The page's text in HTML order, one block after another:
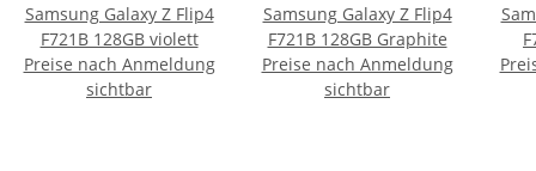
Samsung Galaxy Z Flip4
F721B 128GB violett
Preise nach Anmeldung
sichtbar
Samsung Galaxy Z Flip4
F721B 128GB Graphite
Preise nach Anmeldung
sichtbar